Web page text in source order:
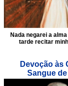
Nada negarei a
tarde recitar
Devoção às
Sangue